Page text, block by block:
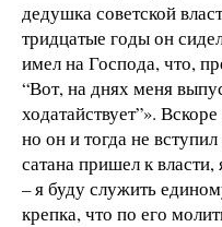
дедушка советской
тридцатые годы он
имел на Господа, что,
“Вот, на днях меня
ходатайствует”».
но он и тогда не
сатана пришел к
– я буду служить
крепка, что по его